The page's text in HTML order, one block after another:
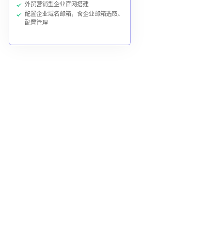
外贸营销型企业官网搭建
配置企业域名邮箱，含企业邮箱选取、
配置管理